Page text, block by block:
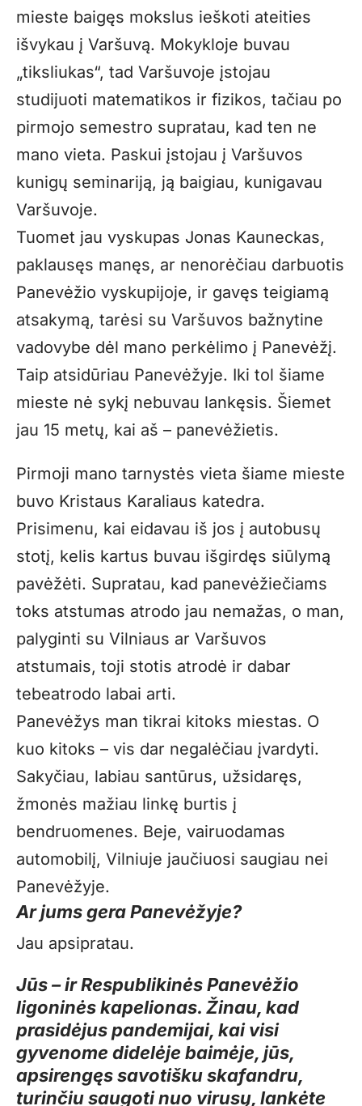
mieste baigęs mokslus ieškoti ateities
išvykau į Varšuvą. Mokykloje buvau
„tiksliukas“, tad Varšuvoje įstojau
studijuoti matematikos ir fizikos, tačiau po
pirmojo semestro supratau, kad ten ne
mano vieta. Paskui įstojau į Varšuvos
kunigų seminariją, ją baigiau, kunigavau
Varšuvoje.
Tuomet jau vyskupas Jonas Kauneckas,
paklausęs manęs, ar nenorėčiau darbuotis
Panevėžio vyskupijoje, ir gavęs teigiamą
atsakymą, tarėsi su Varšuvos bažnytine
vadovybe dėl mano perkėlimo į Panevėžį.
Taip atsidūriau Panevėžyje. Iki tol šiame
mieste nė sykį nebuvau lankęsis. Šiemet
jau 15 metų, kai aš – panevėžietis.
Pirmoji mano tarnystės vieta šiame mieste
buvo Kristaus Karaliaus katedra.
Prisimenu, kai eidavau iš jos į autobusų
stotį, kelis kartus buvau išgirdęs siūlymą
pavėžėti. Supratau, kad panevėžiečiams
toks atstumas atrodo jau nemažas, o man,
palyginti su Vilniaus ar Varšuvos
atstumais, toji stotis atrodė ir dabar
tebeatrodo labai arti.
Panevėžys man tikrai kitoks miestas. O
kuo kitoks – vis dar negalėčiau įvardyti.
Sakyčiau, labiau santūrus, užsidaręs,
žmonės mažiau linkę burtis į
bendruomenes. Beje, vairuodamas
automobilį, Vilniuje jaučiuosi saugiau nei
Panevėžyje.
Ar jums gera Panevėžyje?
Jau apsipratau.
Jūs – ir Respublikinės Panevėžio
ligoninės kapelionas. Žinau, kad
prasidėjus pandemijai, kai visi
gyvenome didelėje baimėje, jūs,
apsirengęs savotišku skafandru,
turinčiu saugoti nuo virusų, lankėte